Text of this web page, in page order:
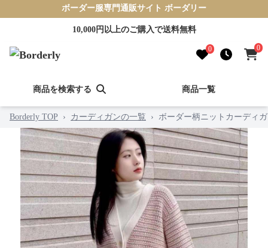
ボーダー服専門通販サイト ボーダリー
10,000円以上のご購入で送料無料
0 0
商品を検索する 商品一覧
Borderly TOP › カーディガンの一覧 › ボーダー柄ニットカーディ